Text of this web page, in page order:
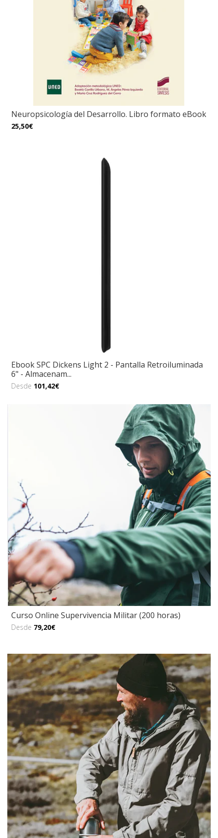
Neuropsicología del Desarrollo. Libro formato eBook
25,50€
Ebook SPC Dickens Light 2 - Pantalla Retroiluminada
6" - Almacenam...
Desde 101,42€
Curso Online Supervivencia Militar (200 horas)
Desde 79,20€